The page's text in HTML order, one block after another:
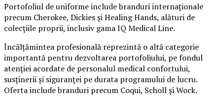
Portofoliul de uniforme include branduri internaționale
precum Cherokee, Dickies și Healing Hands, alături de
colecțiile proprii, inclusiv gama IQ Medical Line.
Încălțămintea profesională reprezintă o altă categorie
importantă pentru dezvoltarea portofoliului, pe fondul
atenției acordate de personalul medical confortului,
susținerii și siguranței pe durata programului de lucru.
Oferta include branduri precum Coqui, Scholl și Wock.